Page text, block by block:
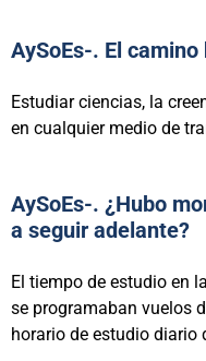
AySoEs-. El
Estudiar ciencias, la
en cualquier medio de
AySoEs-. ¿Hubo
a seguir adelante?
El tiempo de estudio en
se programaban vuelos
horario de estudio diario